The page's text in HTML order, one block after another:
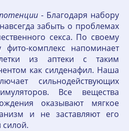
- Благодаря набору
забыть о проблемах
секса. По своему
фито-комплекс напоминает
из аптеки с таким
как силденафил. Наша
сильнодействующих
Все вещества
оказывают мягкое
и не заставляют его
силой.